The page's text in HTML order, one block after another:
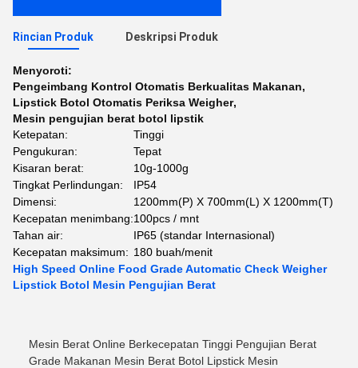
Rincian Produk Deskripsi Produk
Menyoroti:
Pengeimbang Kontrol Otomatis Berkualitas Makanan,
Lipstick Botol Otomatis Periksa Weigher,
Mesin pengujian berat botol lipstik
Ketepatan:
Tinggi
Pengukuran:
Tepat
Kisaran berat:
10g-1000g
Tingkat Perlindungan:
IP54
Dimensi:
1200mm(P) X 700mm(L) X 1200mm(T)
Kecepatan menimbang:100pcs / mnt
Tahan air:
IP65 (standar Internasional)
Kecepatan maksimum: 180 buah/menit
High Speed Online Food Grade Automatic Check Weigher
Lipstick Botol Mesin Pengujian Berat
Mesin Berat Online Berkecepatan Tinggi Pengujian Berat
Grade Makanan Mesin Berat Botol Lipstick Mesin